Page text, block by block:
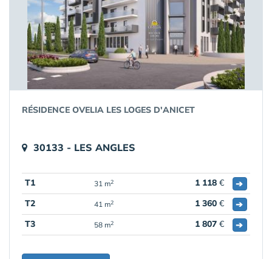
RÉSIDENCE OVELIA LES LOGES D'ANICET
30133 - LES ANGLES
T1 31 m2 1 118 €
➔
T2
41 m2 1 360 €
➔
T3
58 m2 1 807 € ➔